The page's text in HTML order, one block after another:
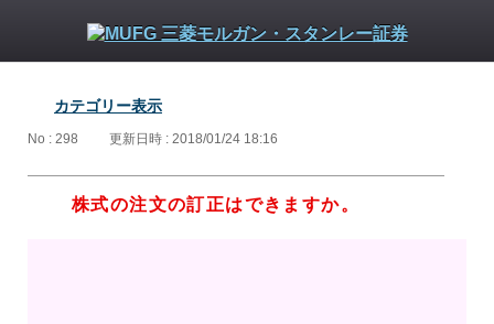
カテゴリー表示
No : 298 更新日時 : 2018/01/24 18:16
株式の注文の訂正はできますか。